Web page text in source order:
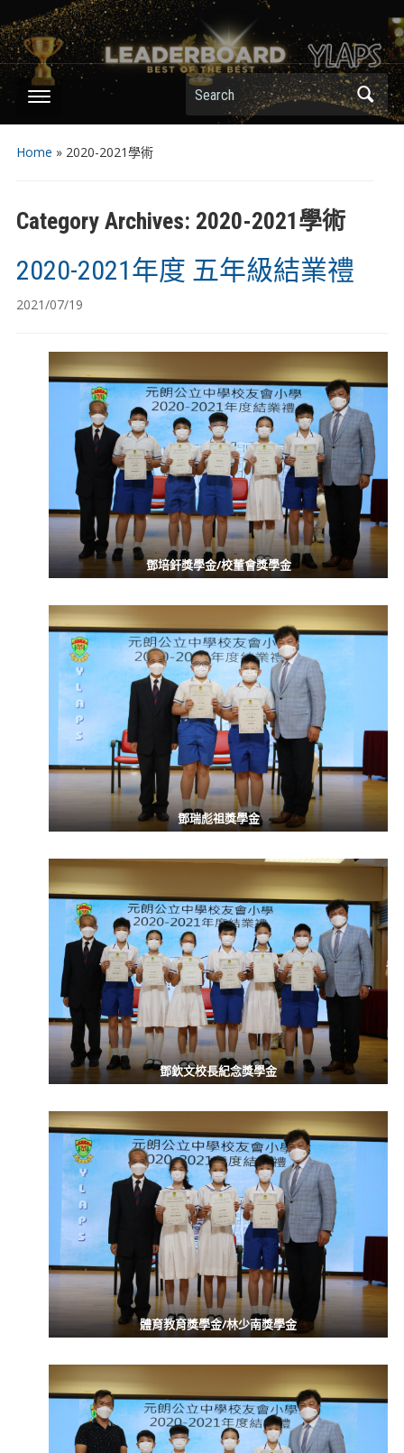
Search
Home » 2020-2021學術
Category Archives: 2020-2021學術
2020-2021年度 五年級結業禮
2021/07/19
鄧培釬獎學金/校董會獎學金
鄧瑞彪祖獎學金
鄧欽文校長紀念獎學金
體育教育獎學金/林少南獎學金